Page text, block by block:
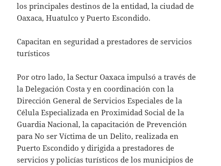
los principales destinos de la entidad, la ciudad de
Oaxaca, Huatulco y Puerto Escondido.
Capacitan en seguridad a prestadores de servicios
turísticos
Por otro lado, la Sectur Oaxaca impulsó a través de
la Delegación Costa y en coordinación con la
Dirección General de Servicios Especiales de la
Célula Especializada en Proximidad Social de la
Guardia Nacional, la capacitación de Prevención
para No ser Víctima de un Delito, realizada en
Puerto Escondido y dirigida a prestadores de
servicios y policías turísticos de los municipios de